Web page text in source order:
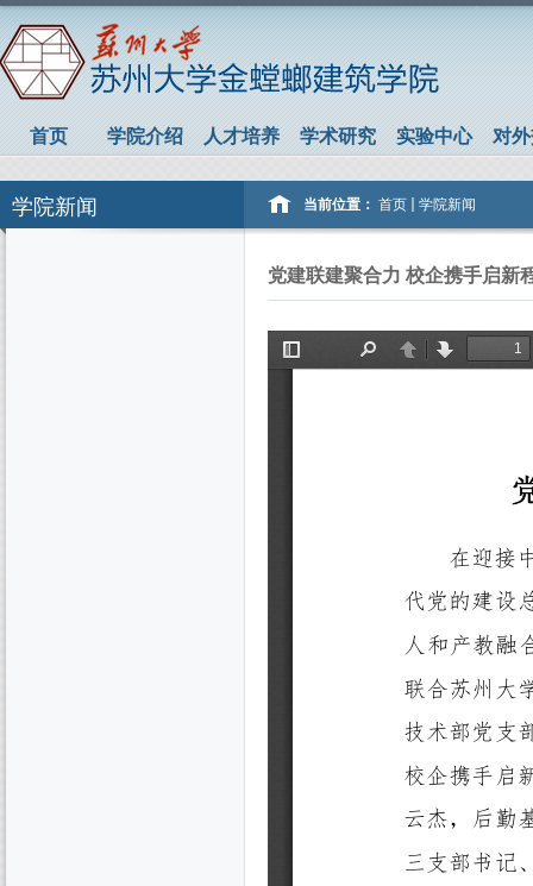
首页 学院介绍 人才培养 学术研究 实验中心 对
学院新闻 当前位置： 首页 学院新闻
党建联建聚合力 校企携手启新